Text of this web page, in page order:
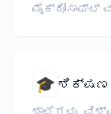
ಮೈಕ್ರೋಸಾಫ್ಟ್
🎓 ಶಿಕ್ಷಣ